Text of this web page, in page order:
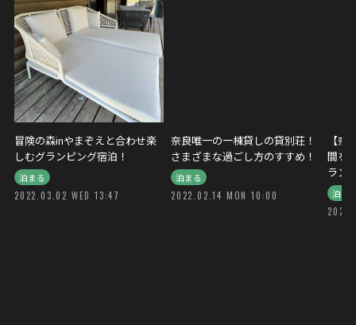
冒険の森inやまぞえと合わせ楽
しむグランピング宿泊！
泊まる
2022.03.02 WED 13:47
奈良唯一の一棟貸しの貸別荘！
さまざまな過ごし方のすすめ！
泊まる
2022.02.14 MON 10:00
【
間を
ラン
泊ま